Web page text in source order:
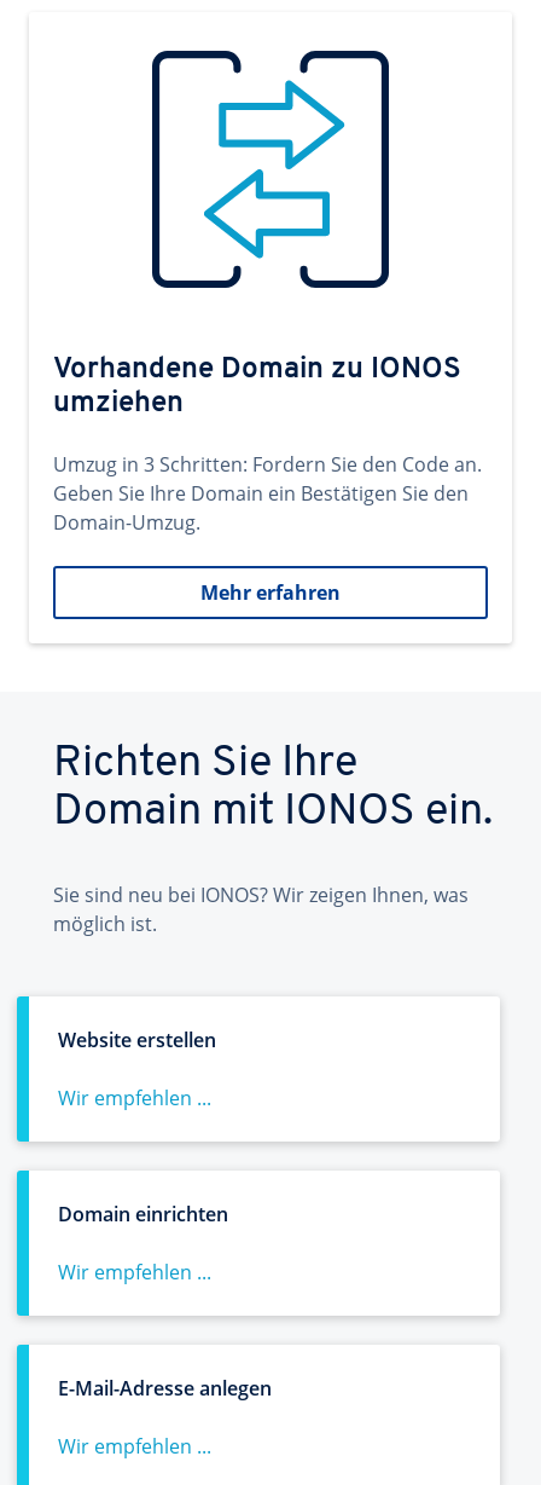
Vorhandene Domain zu IONOS
umziehen
Umzug in 3 Schritten: Fordern Sie den Code an.
Geben Sie Ihre Domain ein Bestätigen Sie den
Domain-Umzug.
Mehr erfahren
Richten Sie Ihre
Domain mit IONOS ein.
Sie sind neu bei IONOS? Wir zeigen Ihnen, was
möglich ist.
Website erstellen
Wir empfehlen ...
Domain einrichten
Wir empfehlen ...
E-Mail-Adresse anlegen
Wir empfehlen ...